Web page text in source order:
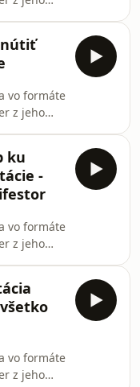
ktorá
tým
priamo
realitu,
ktorá
tým
vo formáte
z jeho
priamo
realitu,
ktorá
tým
ku
-
vo formáte
z jeho
priamo
realitu,
ktorá
vo formáte
z jeho